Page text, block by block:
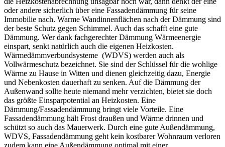
oder andere sicherlich über eine Fassadendämmung für seine
Immobilie nach. Warme Wandinnenflächen nach der Dämmung sind
der beste Schutz gegen Schimmel. Auch das schafft eine gute
Dämmung. Wer dank fachgerechter Dämmung Wärmeenergie
einspart, senkt natürlich auch die eigenen Heizkosten.
Wärmedämmverbundsysteme (WDVS) werden auch als
Vollwärmeschutz bezeichnet. Sie sind der Schlüssel für die wohlige
Wärme zu Hause in Witten und dienen gleichzeitig dazu, Energie
und Nebenkosten dauerhaft zu senken. Auf die Dämmung der
Außenwand sollte heute niemand mehr verzichten, bietet sie doch
das größte Einsparpotential an Heizkosten. Eine
Dämmung/Fassadendämmung bringt viele Vorteile. Eine
Fassadendämmung hält Frost draußen und Wärme drinnen und
schützt so auch das Mauerwerk. Durch eine gute Außendämmung,
WDVS, Fassadendämmung geht kein kostbarer Wohnraum verloren